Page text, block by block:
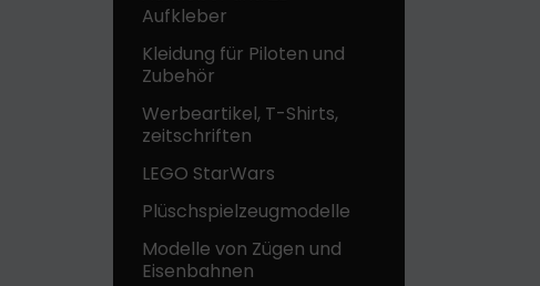
Aufkleber
Kleidung für Piloten und
Zubehör
Werbeartikel, T-Shirts,
zeitschriften
LEGO StarWars
Plüschspielzeugmodelle
Modelle von Zügen und
Eisenbahnen